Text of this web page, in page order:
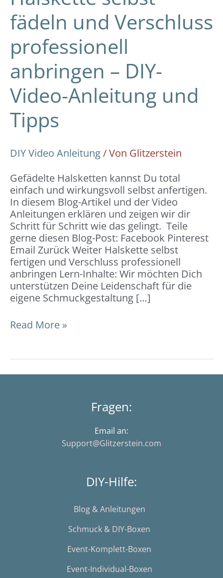
fädeln und Verschluss
professionell
anbringen – DIY-
Video-Anleitung und
Tipps
DIY Video Anleitung/ Von Glitzerstein
Gefädelte Halsketten kannst Du total
einfach und wirkungsvoll selbst anfertigen.
In diesem Blog-Artikel und der Video
Anleitungen erklären und zeigen wir dir
Schritt für Schritt wie das gelingt. Teile
gerne diesen Blog-Post: Facebook Pinterest
Email Zurück Weiter Halskette selbst
fertigen und Verschluss professionell
anbringen Lern-Inhalte: Wir möchten Dich
unterstützen Deine Leidenschaft für die
eigene Schmuckgestaltung […]
Read More »
Fragen:
Email an:
Support@Glitzerstein.com
DIY-Hilfe:
Blog & Anleitungen
Schmuck & DIY-Boxen
Event-Komplett-Boxen
Event-Individual-Boxen